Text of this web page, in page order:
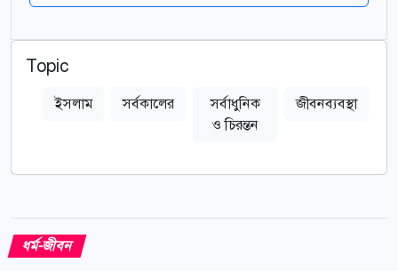
Topic
ইসলাম সর্বকালের
সর্বাধুনিক
ও চিরন্তন
জীবনব্যবস্থা
ধর্ম-জীবন